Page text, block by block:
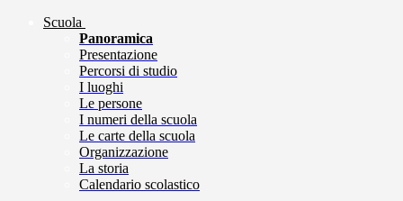
Scuola
Panoramica
Presentazione
Percorsi di studio
I luoghi
Le persone
I numeri della scuola
Le carte della scuola
Organizzazione
La storia
Calendario scolastico